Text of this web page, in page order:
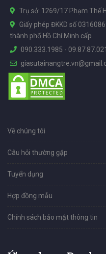
Trụ sở: 1269/17 Phạm Thế
Giấy phép ĐKKD số
thành phố Hồ Chí Minh cấp
090.333.1985 -
Về chúng tôi
Câu hỏi thường gặp
Tuyển dụng
Hợp đồng mẫu
Chính sách bảo mật thông tin